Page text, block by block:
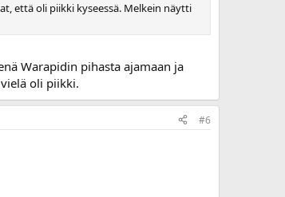
että oli piikki kyseessä. Melkein näytti
Warapidin pihasta ajamaan ja
oli piikki.
#6